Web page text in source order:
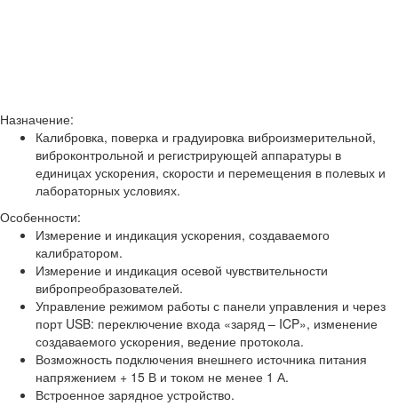
Назначение:
Калибровка, поверка и градуировка виброизмерительной,
виброконтрольной и регистрирующей аппаратуры в
единицах ускорения, скорости и перемещения в полевых и
лабораторных условиях.
Особенности:
Измерение и индикация ускорения, создаваемого
калибратором.
Измерение и индикация осевой чувствительности
вибропреобразователей.
Управление режимом работы с панели управления и через
порт USB: переключение входа «заряд – ICP», изменение
создаваемого ускорения, ведение протокола.
Возможность подключения внешнего источника питания
напряжением + 15 В и током не менее 1 А.
Встроенное зарядное устройство.